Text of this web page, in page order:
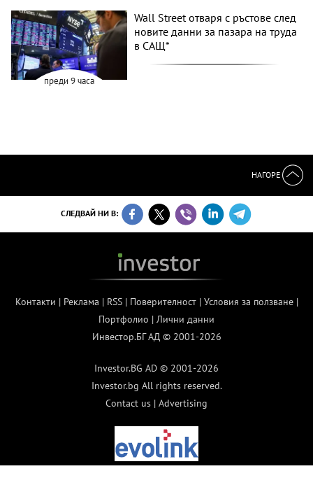
преди 9 часа
Wall Street отваря с ръстове след
новите данни за пазара на труда
в САЩ*
НАГОРЕ
СЛЕДВАЙ НИ В:
Контакти | Реклама | RSS| Поверителност| Условия за ползване|
Портфолио | Лични данни
Инвестор.БГ АД © 2001-2026
Investor.BG AD © 2001-2026
Investor.bg All rights reserved.
Contact us | Advertising